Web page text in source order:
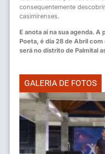
consequentemente
casimirenses.
E anota ai na sua agenda.
Poeta, é dia 28 de Abril com
será no distrito de Palmital
GALERIA DE FOTOS